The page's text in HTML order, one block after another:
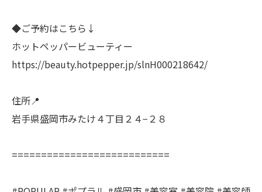
◆ご予約はこちら↓
ホットペッパービューティー
https://beauty.hotpepper.jp/slnH000218642/
住所📍
岩手県盛岡市みたけ４丁目２４−２８
===========================